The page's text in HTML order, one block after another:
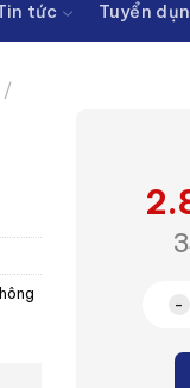
tức Tuyển
/